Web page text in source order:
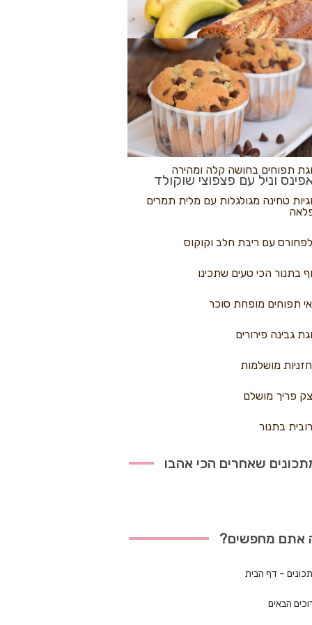
פיצה
בננות
וניל עם פצפוצי שוקולד
נקראים
תפוחים בחושה קלה ומהירה
טחינה מגולגלות עם מלית תמרים
עם ריבת חלב וקוקוס
בתנור הכי טעים שתכינו
תפוחים מופחת סוכר
גבינה פירורים
מושלמות
פריך מושלם
בתנור
שאחרים הכי אהבו
אתם מחפשים?
– דף הבית
הבאים